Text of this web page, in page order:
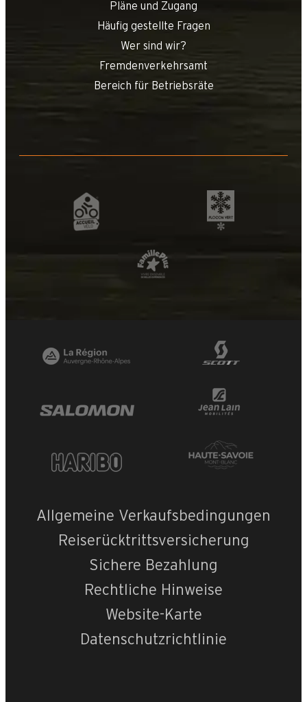
OpenStreetMap Streets
Satellite
OpenStreetMap
Pläne und Zugang
Häufig gestellte Fragen
Wer sind wir?
Fremdenverkehrsamt
Bereich für Betriebsräte
Allgemeine Verkaufsbedingungen
Reiserücktrittsversicherung
Sichere Bezahlung
Rechtliche Hinweise
Website-Karte
Datenschutzrichtlinie